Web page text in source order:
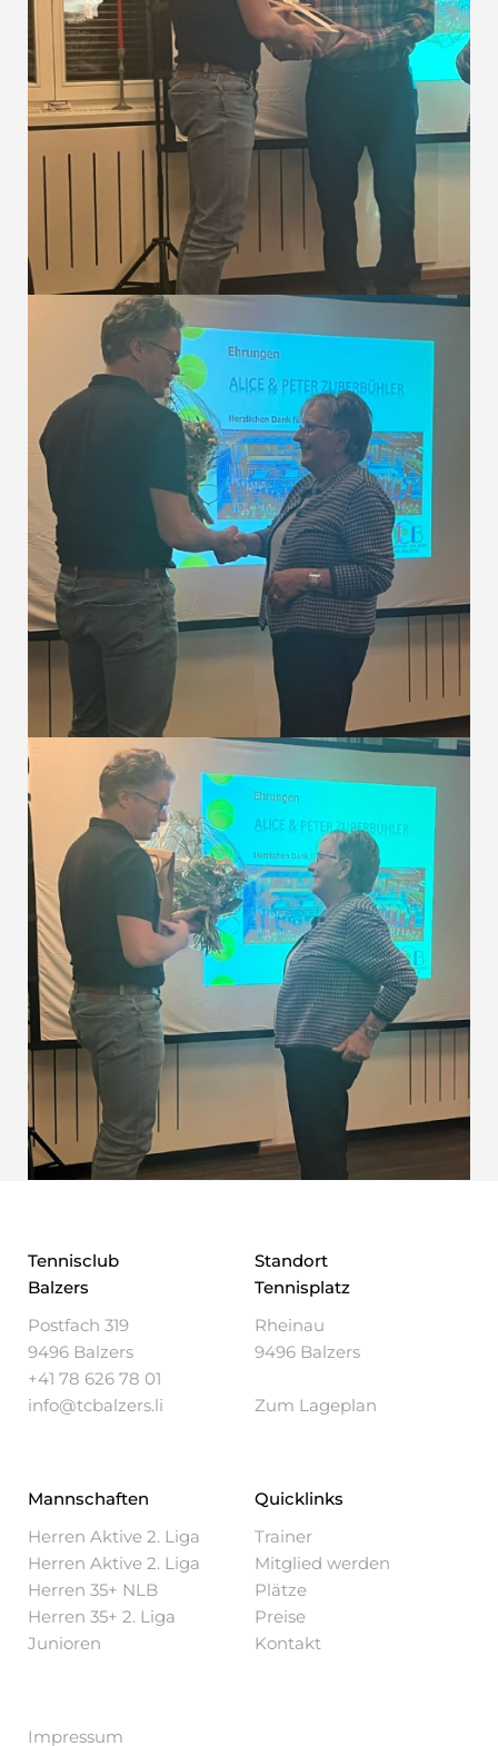
Tennisclub
Balzers
Postfach 319
9496 Balzers
+41 78 626 78 01
info@tcbalzers.li
Standort
Tennisplatz
Rheinau
9496 Balzers
Zum Lageplan
Mannschaften
Herren Aktive 2. Liga
Herren Aktive 2. Liga
Herren 35+ NLB
Herren 35+ 2. Liga
Junioren
Quicklinks
Trainer
Mitglied werden
Plätze
Preise
Kontakt
Impressum